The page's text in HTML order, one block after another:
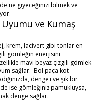
ne giyeceğinizi bilmek ve
ve Kumaş
krem, lacivert gibi tonlar en
gömleğin enerjisini
mavi beyaz çizgili gömlek
sağlar. Bol paça kot
dengeli ve şık bir
ise gömleğiniz pamukluysa,
denge sağlar.